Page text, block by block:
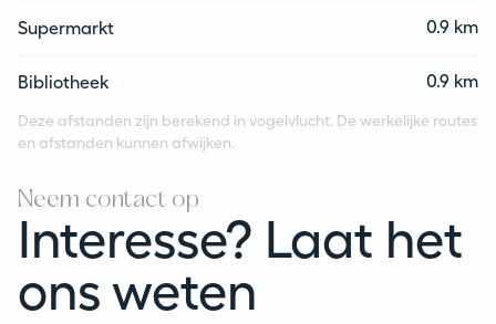
Supermarkt 0.9 km
Bibliotheek 0.9 km
Deze afstanden zijn berekend in vogelvlucht. De werkelijke routes
en afstanden kunnen afwijken.
Interesse? Laat het
ons weten
Neem contact op